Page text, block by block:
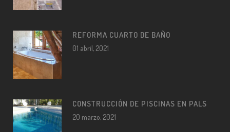
REFORMA CUARTO DE BAÑO
01 abril, 2021
CONSTRUCCIÓN DE PISCINAS EN PALS
20 marzo, 2021